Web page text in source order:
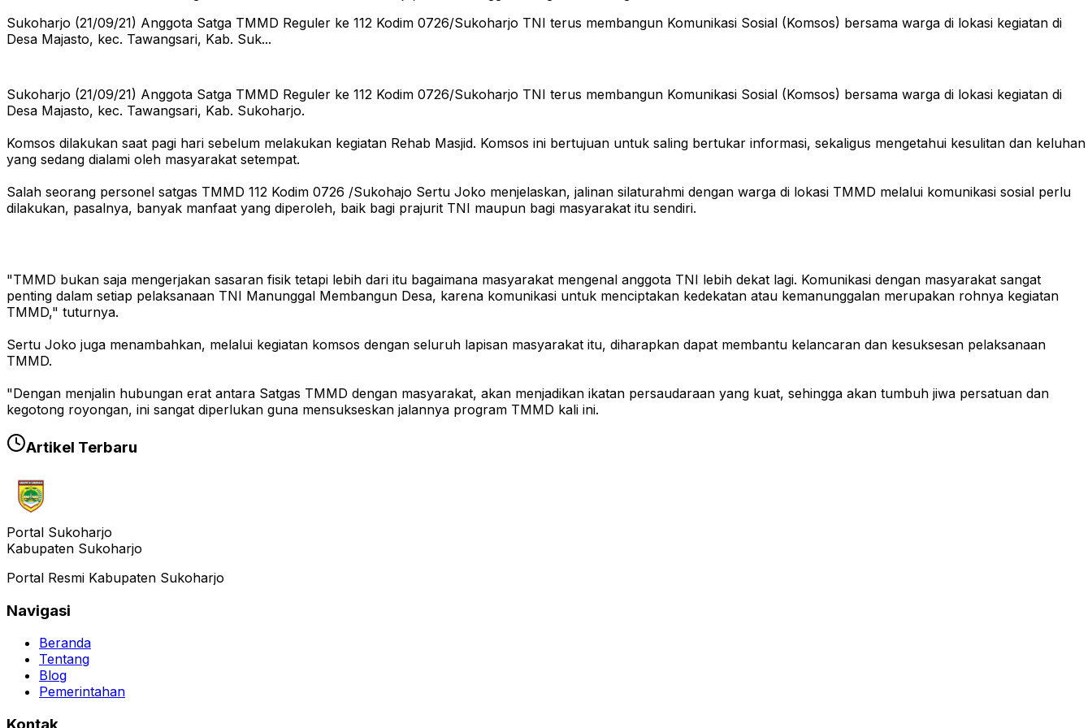
Sukoharjo (21/09/21) Anggota Satga TMMD Reguler ke 112 Kodim 0726/Sukoharjo TNI terus membangun Komunikasi Sosial (Komsos) bersama warga di lokasi kegiatan di
Desa Majasto, kec. Tawangsari, Kab. Suk...
Sukoharjo (21/09/21) Anggota Satga TMMD Reguler ke 112 Kodim 0726/Sukoharjo TNI terus membangun Komunikasi Sosial (Komsos) bersama warga di lokasi kegiatan di
Desa Majasto, kec. Tawangsari, Kab. Sukoharjo.
Komsos dilakukan saat pagi hari sebelum melakukan kegiatan Rehab Masjid. Komsos ini bertujuan untuk saling bertukar informasi, sekaligus mengetahui kesulitan dan keluhan
yang sedang dialami oleh masyarakat setempat.
Salah seorang personel satgas TMMD 112 Kodim 0726 /Sukohajo Sertu Joko menjelaskan, jalinan silaturahmi dengan warga di lokasi TMMD melalui komunikasi sosial perlu
dilakukan, pasalnya, banyak manfaat yang diperoleh, baik bagi prajurit TNI maupun bagi masyarakat itu sendiri.
"TMMD bukan saja mengerjakan sasaran fisik tetapi lebih dari itu bagaimana masyarakat mengenal anggota TNI lebih dekat lagi. Komunikasi dengan masyarakat sangat
penting dalam setiap pelaksanaan TNI Manunggal Membangun Desa, karena komunikasi untuk menciptakan kedekatan atau kemanunggalan merupakan rohnya kegiatan
TMMD," tuturnya.
Sertu Joko juga menambahkan, melalui kegiatan komsos dengan seluruh lapisan masyarakat itu, diharapkan dapat membantu kelancaran dan kesuksesan pelaksanaan
TMMD.
"Dengan menjalin hubungan erat antara Satgas TMMD dengan masyarakat, akan menjadikan ikatan persaudaraan yang kuat, sehingga akan tumbuh jiwa persatuan dan
kegotong royongan, ini sangat diperlukan guna mensukseskan jalannya program TMMD kali ini.
Artikel Terbaru
Portal Sukoharjo
Kabupaten Sukoharjo
Portal Resmi Kabupaten Sukoharjo
Navigasi
Beranda
Tentang
Blog
Pemerintahan